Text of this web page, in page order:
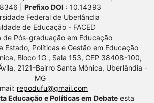
| Prefixo DOI : 10.14393
Federal de Uberlândia
de Educação - FACED
de Pós-graduação em Educação
Estado, Políticas e Gestão em Educação
Bloco 1G , Sala 153, CEP 38408-100,
2121-Bairro Santa Mônica, Uberlândia -
MG
repodufu@gmail.com
Educação e Políticas em Debateesta